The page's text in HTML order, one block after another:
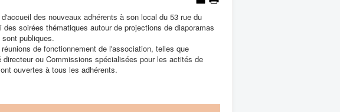
des nouveaux adhérents à son local du 53 rue du
soirées thématiques autour de projections de diaporamas
publiques.
de fonctionnement de l'association, telles que
directeur ou Commissions spécialisées pour les actités de
ouvertes à tous les adhérents.